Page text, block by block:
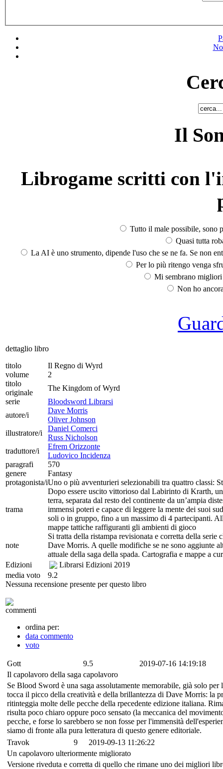
Il
Librogame scritti con
Tutto il male possibile, sono
Quasi tutta
La AI è uno strumento, dipende l'uso che se ne fa. Se non
Per lo più ritengo venga
Mi sembrano
Non ho
dettaglio libro
titolo
Il Regno di Wyrd
volume
2
titolo
originale
The Kingdom of Wyrd
serie
Bloodsword Librarsi
autore/i
Dave Morris
Oliver Johnson
illustratore/i
Daniel Comerci
Russ Nicholson
traduttore/i
Efrem Orizzonte
Ludovico Incidenza
paragrafi
570
genere
Fantasy
protagonista/iUno o più avventurieri selezionabili tra quattro classi:
trama
Dopo essere uscito vittorioso dal Labirinto di Krarth,
terra, separata dal resto del continente da un’ampia
immensi poteri e capace di leggere la mente dei suoi
soli o in gruppo, fino a un massimo di 4 partecipanti.
mappe tattiche raffiguranti gli ambienti di gioco
note
Si tratta della ristampa revisionata e corretta della
Dave Morris. A quelle modifiche se ne sono aggiunte
attuale della saga della spada. Cartografia e mappe a
Edizioni
Librarsi Edizioni 2019
media voto
9.2
Nessuna recensione presente per questo libro
commenti
ordina per:
data commento
voto
Gott 9.5
2019-07-16 14:19:18
Il capolavoro della saga capolavoro
Se Blood Sword è una saga assolutamente memorabile, già solo
tocca il picco della creatività e della brillantezza di Dave Morris: la
ritinteggia molte delle pecche della rpecedente edizione italiana.
risulta poco chiaro oppure poco sensato (la meccanica del
pecche, e forse lo sarebbero se non fosse per l'immensità
siamo di fronte alla pura letteratura di questo genere editoriale.
Travok
9
2019-09-13 11:26:22
Un capolavoro ulteriormente migliorato
Versione riveduta e corretta di quello che rimane uno dei migliori